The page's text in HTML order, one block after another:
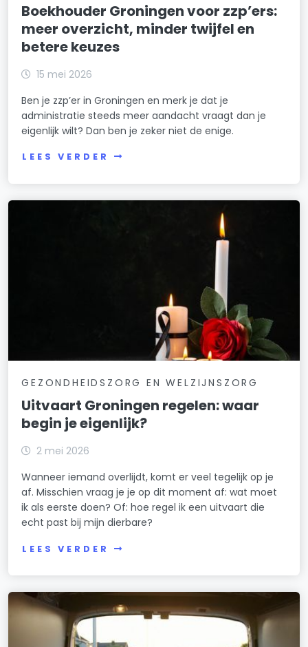
Boekhouder Groningen voor zzp’ers:
meer overzicht, minder twijfel en
betere keuzes
15 mei 2026
Ben je zzp’er in Groningen en merk je dat je
administratie steeds meer aandacht vraagt dan je
eigenlijk wilt? Dan ben je zeker niet de enige.
LEES VERDER
GEZONDHEIDSZORG EN WELZIJNSZORG
Uitvaart Groningen regelen: waar
begin je eigenlijk?
2 mei 2026
Wanneer iemand overlijdt, komt er veel tegelijk op je
af. Misschien vraag je je op dit moment af: wat moet
ik als eerste doen? Of: hoe regel ik een uitvaart die
echt past bij mijn dierbare?
LEES VERDER